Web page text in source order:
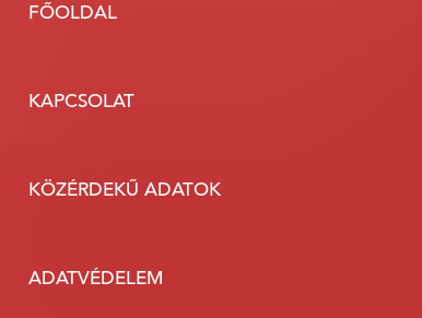
FŐOLDAL
KAPCSOLAT
KÖZÉRDEKŰ ADATOK
ADATVÉDELEM